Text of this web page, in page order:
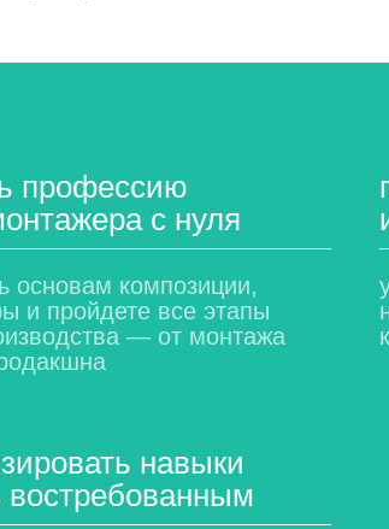
профессию
с нуля
основам композиции,
и пройдете все этапы
— от монтажа
навыки
востребованным